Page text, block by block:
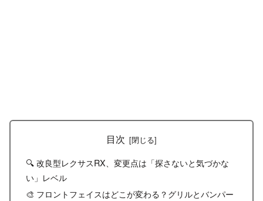
目次
🔍 改良型レクサスRX、変更点は「探さないと気づかな
い」レベル
🎨 フロントフェイスはどこが変わる？グリルとバンパー